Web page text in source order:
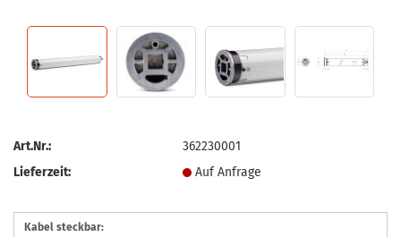
Art.Nr.:
362230001
Lieferzeit:
Auf Anfrage
Kabel steckbar: